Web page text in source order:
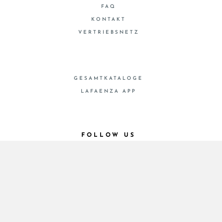
FAQ
KONTAKT
VERTRIEBSNETZ
GESAMTKATALOGE
LAFAENZA APP
FOLLOW US